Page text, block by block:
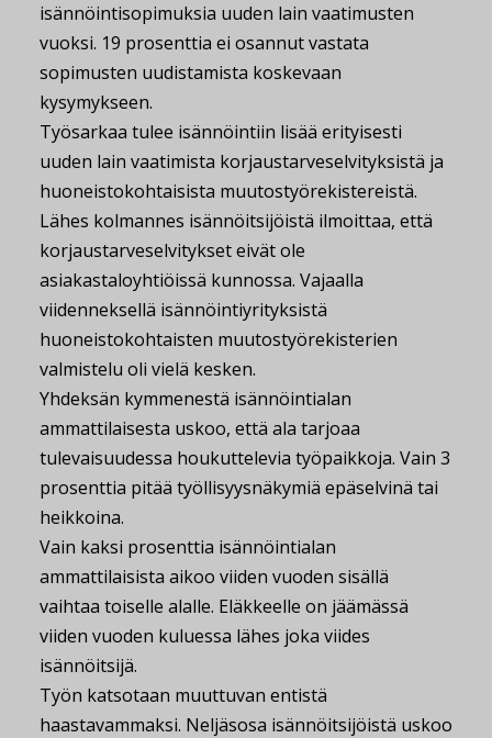
isännöintisopimuksia uuden lain vaatimusten
vuoksi. 19 prosenttia ei osannut vastata
sopimusten uudistamista koskevaan
kysymykseen.
Työsarkaa tulee isännöintiin lisää erityisesti
uuden lain vaatimista korjaustarveselvityksistä ja
huoneistokohtaisista muutostyörekistereistä.
Lähes kolmannes isännöitsijöistä ilmoittaa, että
korjaustarveselvitykset eivät ole
asiakastaloyhtiöissä kunnossa. Vajaalla
viidenneksellä isännöintiyrityksistä
huoneistokohtaisten muutostyörekisterien
valmistelu oli vielä kesken.
Yhdeksän kymmenestä isännöintialan
ammattilaisesta uskoo, että ala tarjoaa
tulevaisuudessa houkuttelevia työpaikkoja. Vain 3
prosenttia pitää työllisyysnäkymiä epäselvinä tai
heikkoina.
Vain kaksi prosenttia isännöintialan
ammattilaisista aikoo viiden vuoden sisällä
vaihtaa toiselle alalle. Eläkkeelle on jäämässä
viiden vuoden kuluessa lähes joka viides
isännöitsijä.
Työn katsotaan muuttuvan entistä
haastavammaksi. Neljäsosa isännöitsijöistä uskoo